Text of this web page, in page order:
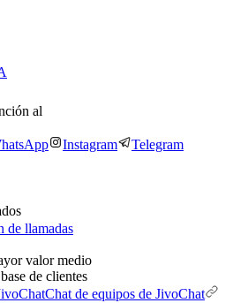
al
Instagram Telegram
de llamadas
valor medio
de clientes
Chat de equipos de JivoChat